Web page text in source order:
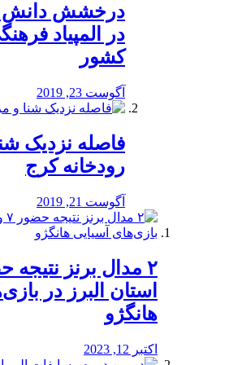
درخشش دانش
در المپیاد
کشور
آگوست 23, 2019
️فاصله نزدیک
رودخانه کرج
آگوست 21, 2019
استان البرز در
هانگژو
اکتبر 12, 2023